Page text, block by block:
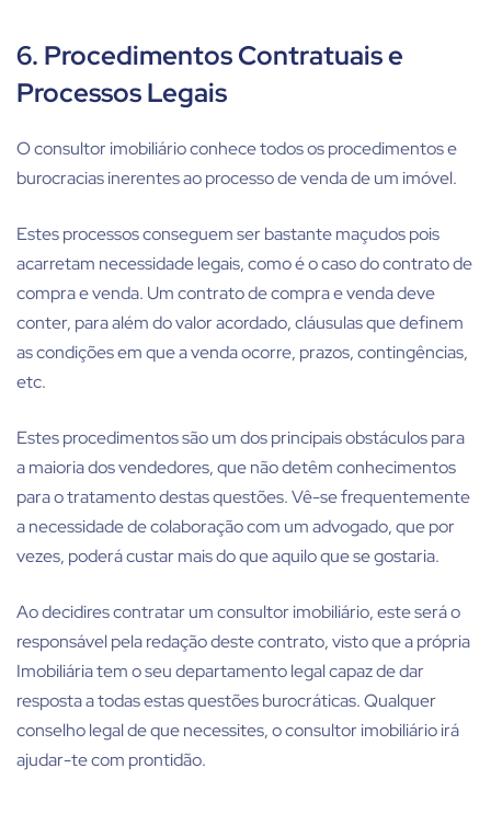
6. Procedimentos Contratuais e
Processos Legais
O consultor imobiliário conhece todos os procedimentos e
burocracias inerentes ao processo de venda de um imóvel.
Estes processos conseguem ser bastante maçudos pois
acarretam necessidade legais, como é o caso do contrato de
compra e venda. Um contrato de compra e venda deve
conter, para além do valor acordado, cláusulas que definem
as condições em que a venda ocorre, prazos, contingências,
etc.
Estes procedimentos são um dos principais obstáculos para
a maioria dos vendedores, que não detêm conhecimentos
para o tratamento destas questões. Vê-se frequentemente
a necessidade de colaboração com um advogado, que por
vezes, poderá custar mais do que aquilo que se gostaria.
Ao decidires contratar um consultor imobiliário, este será o
responsável pela redação deste contrato, visto que a própria
Imobiliária tem o seu departamento legal capaz de dar
resposta a todas estas questões burocráticas. Qualquer
conselho legal de que necessites, o consultor imobiliário irá
ajudar-te com prontidão.